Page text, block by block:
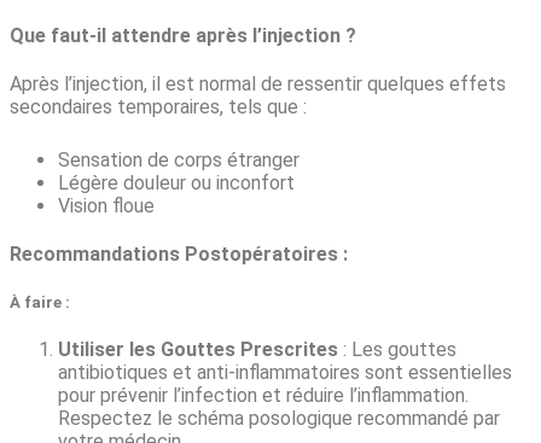
Que faut-il attendre après l’injection ?
Après l’injection, il est normal de ressentir quelques effets
secondaires temporaires, tels que :
Sensation de corps étranger
Légère douleur ou inconfort
Vision floue
Recommandations Postopératoires :
À faire :
Utiliser les Gouttes Prescrites : Les gouttes
antibiotiques et anti-inflammatoires sont essentielles
pour prévenir l’infection et réduire l’inflammation.
Respectez le schéma posologique recommandé par